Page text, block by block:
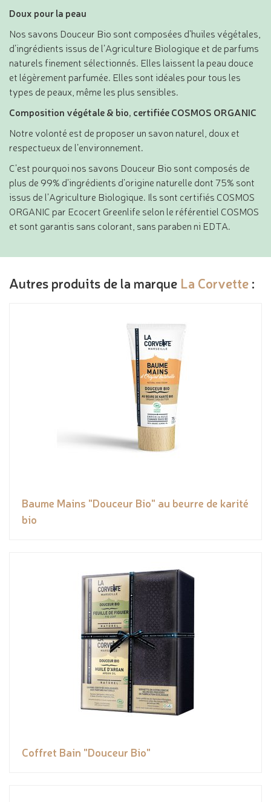
Doux pour la peau
Nos savons Douceur Bio sont composées d’huiles végétales,
d’ingrédients issus de l’Agriculture Biologique et de parfums
naturels finement sélectionnés. Elles laissent la peau douce
et légèrement parfumée. Elles sont idéales pour tous les
types de peaux, même les plus sensibles.
Composition végétale & bio, certifiée COSMOS ORGANIC
Notre volonté est de proposer un savon naturel, doux et
respectueux de l’environnement.
C’est pourquoi nos savons Douceur Bio sont composés de
plus de 99% d’ingrédients d’origine naturelle dont 75% sont
issus de l’Agriculture Biologique. Ils sont certifiés COSMOS
ORGANIC par Ecocert Greenlife selon le référentiel COSMOS
et sont garantis sans colorant, sans paraben ni EDTA.
Autres produits de la marque La Corvette :
Baume Mains "Douceur Bio" au beurre de karité
bio
Coffret Bain "Douceur Bio"